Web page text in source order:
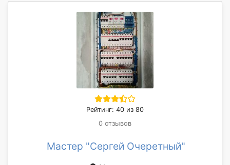
Рейтинг: 40 из 80
0 отзывов
Мастер "Сергей Очеретный"